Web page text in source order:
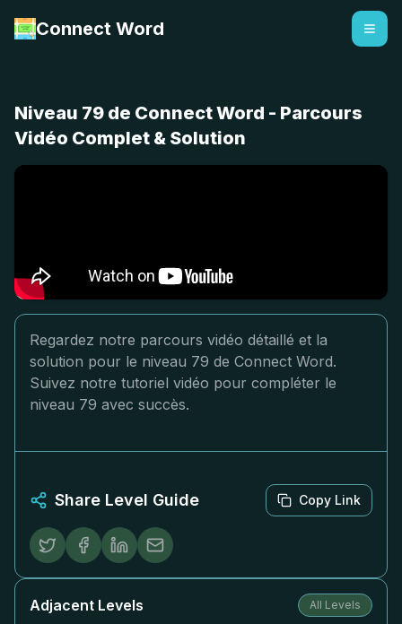
Connect Word
Niveau 79 de Connect Word - Parcours
Vidéo Complet & Solution
Regardez notre parcours vidéo détaillé et la
solution pour le niveau 79 de Connect Word.
Suivez notre tutoriel vidéo pour compléter le
niveau 79 avec succès.
Share Level Guide Copy Link
Adjacent Levels All Levels